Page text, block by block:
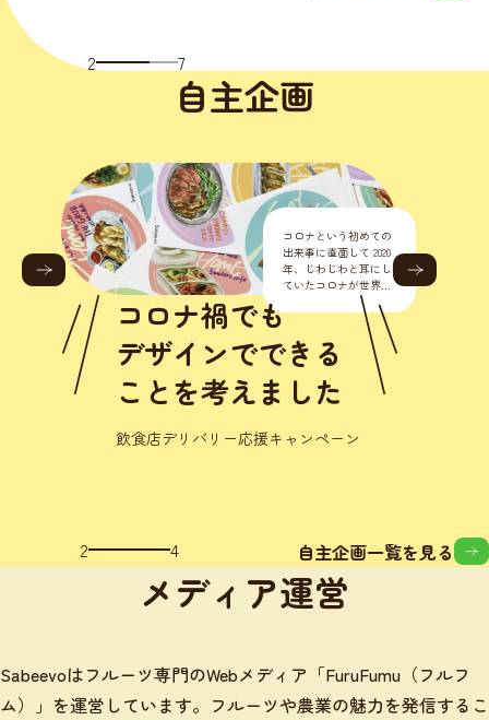
2 7
自主企画
コロナという初めての
出来事に直面して 2020
年、じわじわと耳にし
ていたコロナが世界的
に流行り始めました。
正直こんな様々なとこ
ろに影響が出るなんて
思いもし
コロナ禍でも
デザインでできる
ことを考えました
飲食店デリバリー応援キャンペーン
3 4 自主企画一覧を見る
メディア運営
Sabeevoはフルーツ専門のWebメディア「FuruFumu（フルフ
ム）」を運営しています。フルーツや農業の魅力を発信するこ